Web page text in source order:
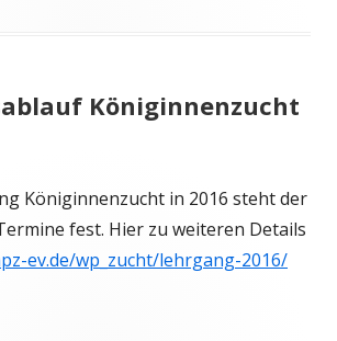
Königinnenzucht
Königinnenzucht in 2016 steht der
fest. Hier zu weiteren Details
ev.de/wp_zucht/lehrgang-2016/